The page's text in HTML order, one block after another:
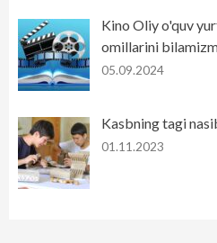
Kino Oliy o'quv
omillarini
05.09.2024
Kasbning tagi
01.11.2023